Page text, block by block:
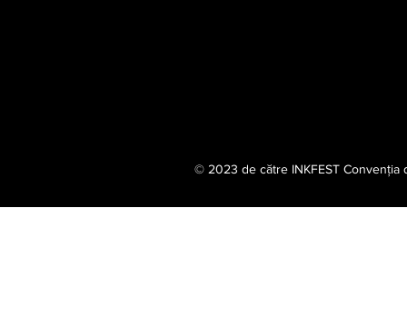
© 2023 de către INKFEST Convenția